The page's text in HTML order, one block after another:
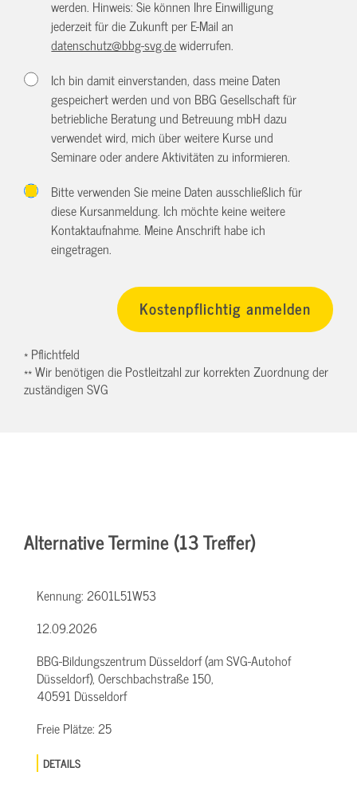
werden. Hinweis: Sie können Ihre Einwilligung
jederzeit für die Zukunft per E-Mail an
datenschutz@bbg-svg.dewiderrufen.
Ich bin damit einverstanden, dass meine Daten
gespeichert werden und von BBG Gesellschaft für
betriebliche Beratung und Betreuung mbH dazu
verwendet wird, mich über weitere Kurse und
Seminare oder andere Aktivitäten zu informieren.
Bitte verwenden Sie meine Daten ausschließlich für
diese Kursanmeldung. Ich möchte keine weitere
Kontaktaufnahme. Meine Anschrift habe ich
eingetragen.
* Pflichtfeld
** Wir benötigen die Postleitzahl zur korrekten Zuordnung der
zuständigen SVG
Alternative Termine (13 Treffer)
Kennung:2601L51W53
12.09.2026
BBG-Bildungszentrum Düsseldorf (am SVG-Autohof
Düsseldorf), Oerschbachstraße 150,
40591 Düsseldorf
Freie Plätze:25
DETAILS